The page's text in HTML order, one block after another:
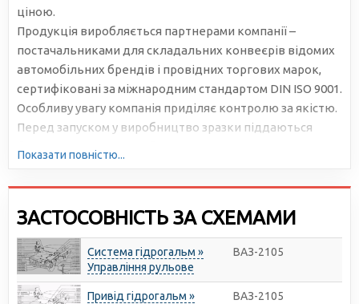
ціною.
Продукція виробляється партнерами компанії –
постачальниками для складальних конвеєрів відомих
автомобільних брендів і провідних торгових марок,
сертифіковані за міжнародним стандартом DIN ISO 9001.
Особливу увагу компанія приділяє контролю за якістю.
Перед запуском у виробництво зразки піддаються
Показати повністю...
ЗАСТОСОВНІСТЬ ЗА СХЕМАМИ
Система гідрогальм »
Управління рульове
ВАЗ-2105
Привід гідрогальм »
ВАЗ-2105